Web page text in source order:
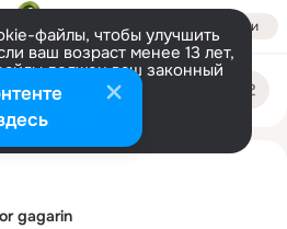
Войти
файлы, чтобы улучшить
ваш возраст менее 13 лет,
должен ваш законный
информации
Настроить
gagarin